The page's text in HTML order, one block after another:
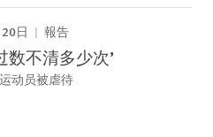
日 報告
数不清多少次’
动员被虐待